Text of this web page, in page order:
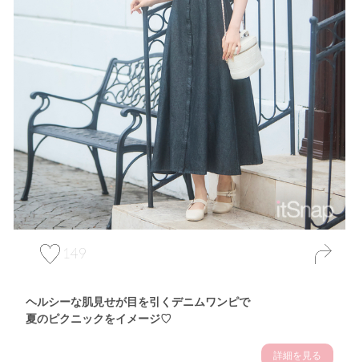
149
ヘルシーな肌見せが目を引くデニムワンピで
夏のピクニックをイメージ♡
詳細を見る